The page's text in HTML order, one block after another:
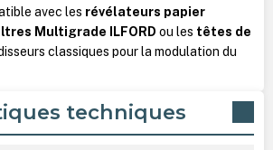
avec les révélateurs papier
Multigrade ILFORD ou les têtes de
classiques pour la modulation du
techniques